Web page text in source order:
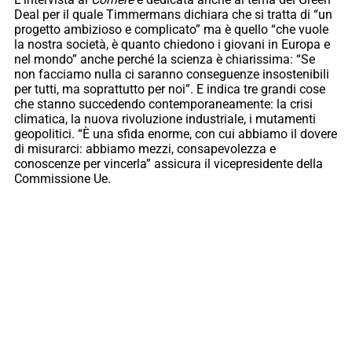
Deal per il quale Timmermans dichiara che si tratta di “un
progetto ambizioso e complicato” ma è quello “che vuole
la nostra società, è quanto chiedono i giovani in Europa e
nel mondo” anche perché la scienza è chiarissima: “Se
non facciamo nulla ci saranno conseguenze insostenibili
per tutti, ma soprattutto per noi”. E indica tre grandi cose
che stanno succedendo contemporaneamente: la crisi
climatica, la nuova rivoluzione industriale, i mutamenti
geopolitici. “È una sfida enorme, con cui abbiamo il dovere
di misurarci: abbiamo mezzi, consapevolezza e
conoscenze per vincerla” assicura il vicepresidente della
Commissione Ue.